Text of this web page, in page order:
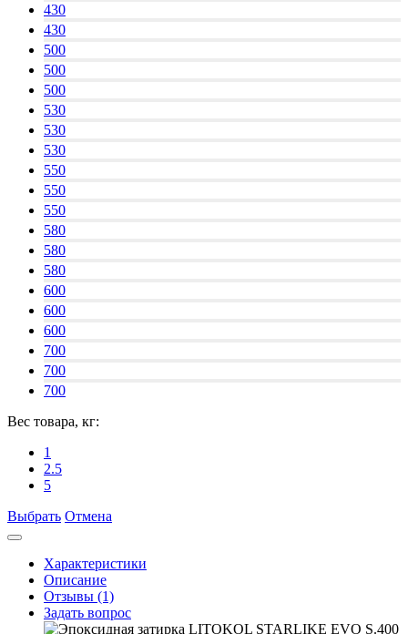
430
430
500
500
500
530
530
530
550
550
550
580
580
580
600
600
600
700
700
700
Вес товара, кг:
1
2.5
5
Выбрать Отмена
Характеристики
Описание
Отзывы (1)
Задать вопрос